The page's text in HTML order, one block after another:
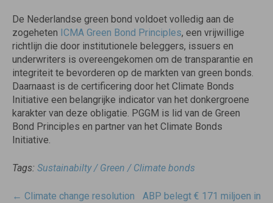
De Nederlandse green bond voldoet volledig aan de
zogeheten ICMA Green Bond Principles, een vrijwillige
richtlijn die door institutionele beleggers, issuers en
underwriters is overeengekomen om de transparantie en
integriteit te bevorderen op de markten van green bonds.
Daarnaast is de certificering door het Climate Bonds
Initiative een belangrijke indicator van het donkergroene
karakter van deze obligatie. PGGM is lid van de Green
Bond Principles en partner van het Climate Bonds
Initiative.
Tags: Sustainabilty / Green / Climate bonds
Post
← Climate change resolution ABP belegt € 171 miljoen in